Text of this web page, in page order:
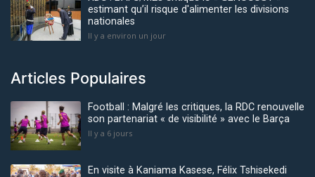
estimant qu’il risque d'alimenter les divisions
nationales
Il y a environ un jour
Articles Populaires
Football : Malgré les critiques, la RDC renouvelle
son partenariat « de visibilité » avec le Barça
Il y a 6 jours
En visite à Kaniama Kasese, Félix Tshisekedi